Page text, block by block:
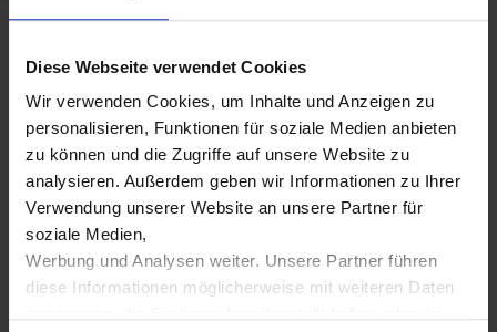
Diese Webseite verwendet Cookies
Wir verwenden Cookies, um Inhalte und Anzeigen zu
personalisieren, Funktionen für soziale Medien anbieten
zu können und die Zugriffe auf unsere Website zu
analysieren. Außerdem geben wir Informationen zu Ihrer
Verwendung unserer Website an unsere Partner für
soziale Medien,
Werbung und Analysen weiter. Unsere Partner führen
diese Informationen möglicherweise mit weiteren Daten
Mietbar ab€45,00 inkl. 19% MwSt.